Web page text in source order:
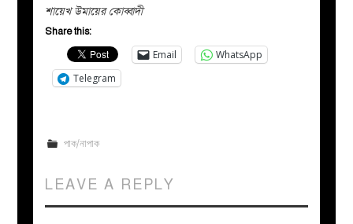
শায়েখ উমায়ের কোব্বাদী
Share this:
Email
WhatsApp
Telegram
পাক/নাপাক
LEAVE A REPLY